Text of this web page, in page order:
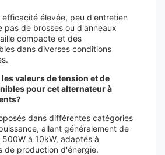
efficacité élevée, peu d'entretien
pas de brosses ou d'anneaux
compacte et des
dans diverses conditions
valeurs de tension et de
pour cet alternateur à
dans différentes catégories
allant généralement de
à 10kW, adaptés à
de production d'énergie.